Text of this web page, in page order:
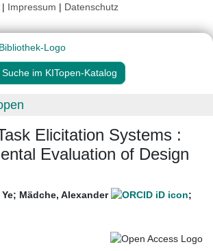
| Impressum | Datenschutz
Suche im KITopen-Katalog
Elicitation Systems :
Evaluation of Design
; Mädche, Alexander
;